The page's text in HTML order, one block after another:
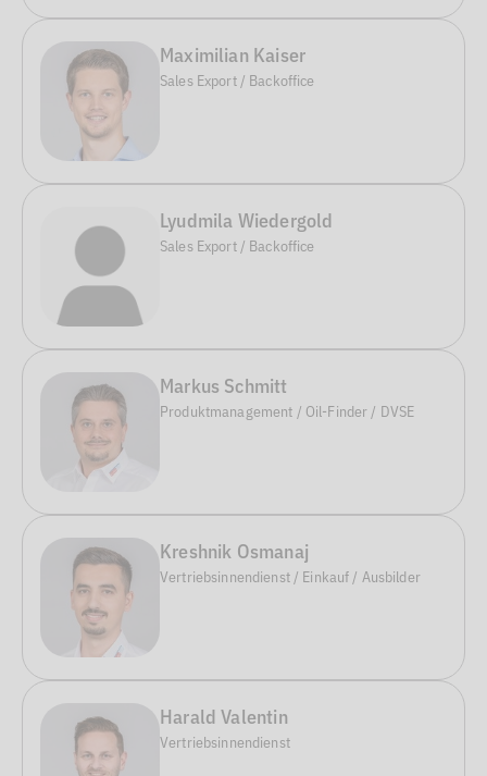
Maximilian Kaiser
Sales Export / Backoffice
Lyudmila Wiedergold
Sales Export / Backoffice
Markus Schmitt
Produktmanagement / Oil-Finder / DVSE
Kreshnik Osmanaj
Vertriebsinnendienst / Einkauf / Ausbilder
Harald Valentin
Vertriebsinnendienst